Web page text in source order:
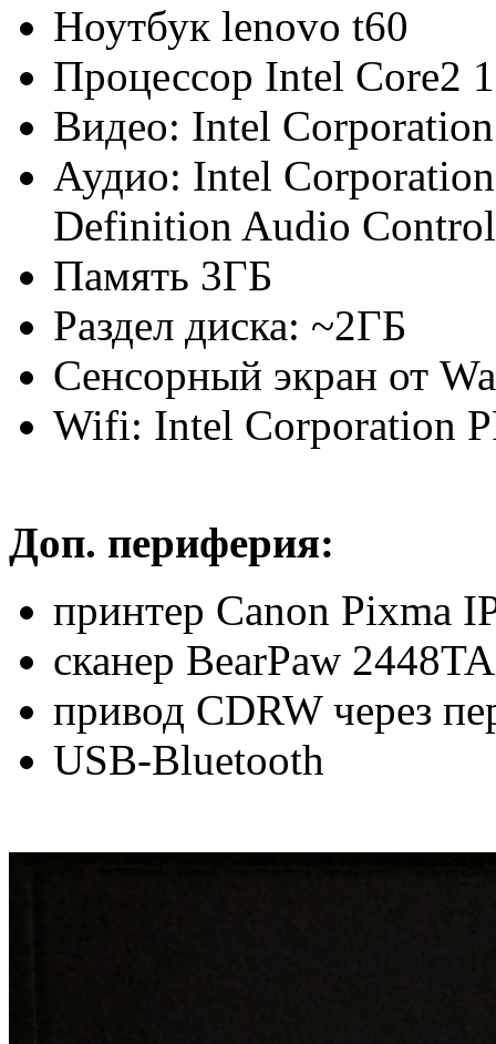
Ноутбук lenovo t60
Процессор Intel Core2
Видео: Intel
Аудио: Intel
Definition Audio
Память 3ГБ
Раздел диска: ~2ГБ
Сенсорный экран от
Wifi: Intel Corporation
Доп. периферия:
принтер Canon Pixma
сканер BearPaw
привод CDRW через
USB-Bluetooth